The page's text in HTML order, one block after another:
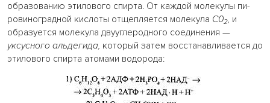
образованию этилового спирта. От каждой молекулы пи-
ровиноградной кислоты отщепляется молекула С02, и
образуется молекула двууглеродного соединения —
уксусного альдегида, который затем восстанавливается до
этилового спирта атомами водорода: